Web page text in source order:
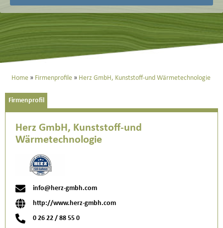
Home Firmenprofile Herz GmbH, Kunststoff-und Wärmetechnologie
Firmenprofil
Herz GmbH, Kunststoff-und
Wärmetechnologie
info@herz-gmbh.com
http://www.herz-gmbh.com
0 26 22 / 88 55 0